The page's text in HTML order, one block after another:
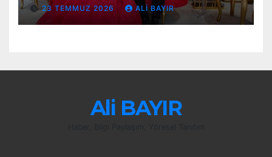
23 TEMMUZ 2026 ALI BAYIR
Ali BAYIR